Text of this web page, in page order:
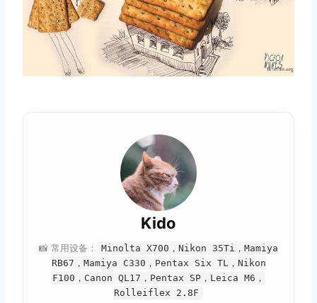
Kido
📸 常用设备：
Minolta X700，Nikon 35Ti，Mamiya
RB67，Mamiya C330，Pentax Six TL，Nikon
F100，Canon QL17，Pentax SP，Leica M6，
Rolleiflex 2.8F